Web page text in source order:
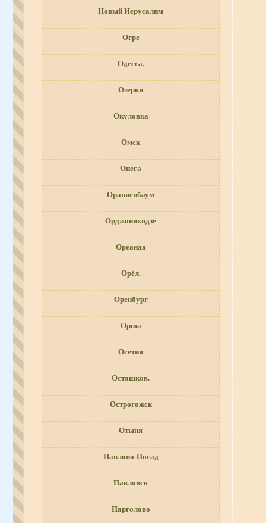
Новый Иерусалим
Огре
Одесса.
Озерки
Окуловка
Омск
Онега
Ораниенбаум
Орджоникидзе
Ореанда
Орёл.
Оренбург
Орша
Осетия
Осташков.
Острогожск
Отыня
Павлово-Посад
Павловск
Парголово